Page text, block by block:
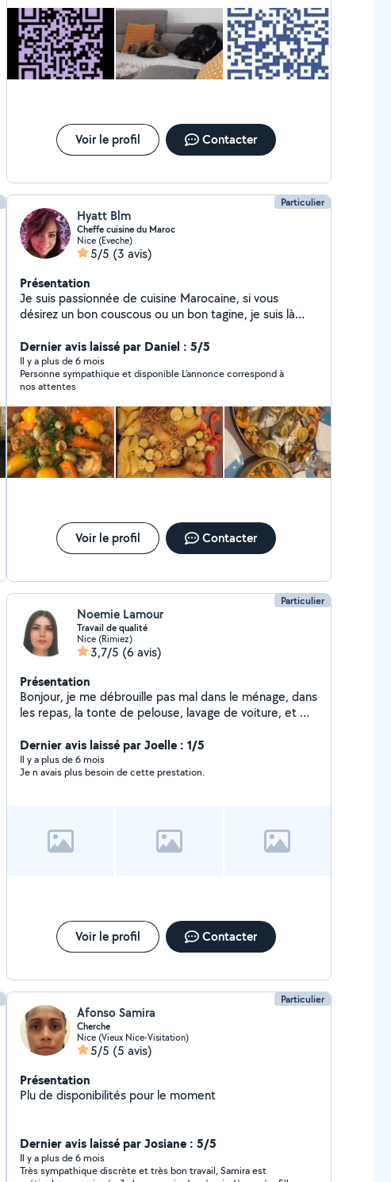
Voir le profil Contacter
Particulier
Hyatt Blm
Cheffe cuisine du Maroc
Nice (Eveche)
5/5 (3 avis)
Présentation
Je suis passionnée de cuisine Marocaine, si vous
désirez un bon couscous ou un bon tagine, je suis là
épices marocaine
Dernier avis laissé par Daniel : 5/5
Il y a plus de 6 mois
Personne sympathique et disponible L’annonce correspond à
nos attentes
Voir le profil Contacter
Particulier
Noemie Lamour
Travail de qualité
Nice (Rimiez)
3,7/5 (6 avis)
Présentation
Bonjour, je me débrouille pas mal dans le ménage, dans
les repas, la tonte de pelouse, lavage de voiture, et ma
animaux à votre domicile pour passer les nourrir et les
sortir ou même chez moi, j'accepte toute proposition
Dernier avis laissé par Joelle : 1/5
Il y a plus de 6 mois
Je n avais plus besoin de cette prestation.
Voir le profil Contacter
Particulier
Afonso Samira
Cherche
Nice (Vieux Nice-Visitation)
5/5 (5 avis)
Présentation
Plu de disponibilités pour le moment
Dernier avis laissé par Josiane : 5/5
Il y a plus de 6 mois
Très sympathique discrète et très bon travail, Samira est